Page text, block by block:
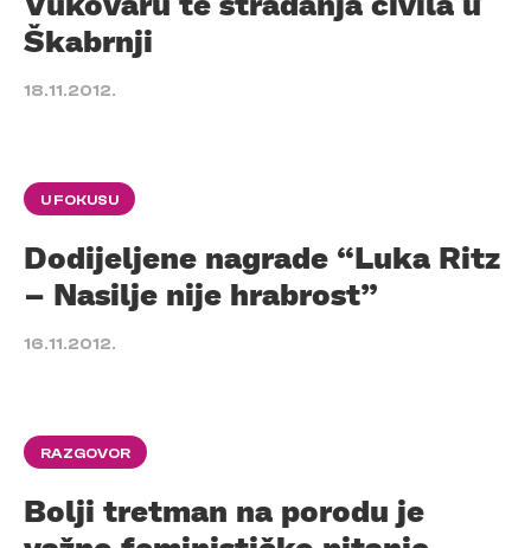
Škabrnji
18.11.2012.
U FOKUSU
Dodijeljene nagrade “Luka Ritz
– Nasilje nije hrabrost”
16.11.2012.
RAZGOVOR
Bolji tretman na porodu je